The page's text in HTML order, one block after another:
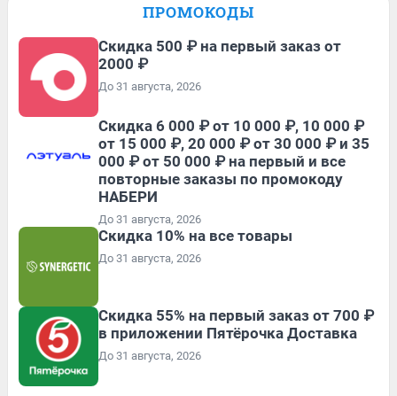
ПРОМОКОДЫ
Скидка 500 ₽ на первый заказ от
2000 ₽
До 31 августа, 2026
Скидка 6 000 ₽ от 10 000 ₽, 10 000 ₽
от 15 000 ₽, 20 000 ₽ от 30 000 ₽ и 35
000 ₽ от 50 000 ₽ на первый и все
повторные заказы по промокоду
НАБЕРИ
До 31 августа, 2026
Скидка 10% на все товары
До 31 августа, 2026
Скидка 55% на первый заказ от 700 ₽
в приложении Пятёрочка Доставка
До 31 августа, 2026